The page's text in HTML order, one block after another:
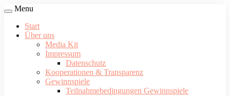
Menu
Start
Über uns
Media Kit
Impressum
Datenschutz
Kooperationen & Transparenz
Gewinnspiele
Teilnahmebedingungen Gewinnspiele